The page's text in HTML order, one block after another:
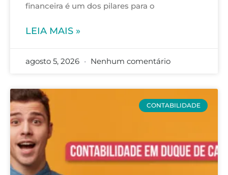
financeira é um dos pilares para o
LEIA MAIS »
agosto 5, 2026 Nenhum comentário
CONTABILIDADE